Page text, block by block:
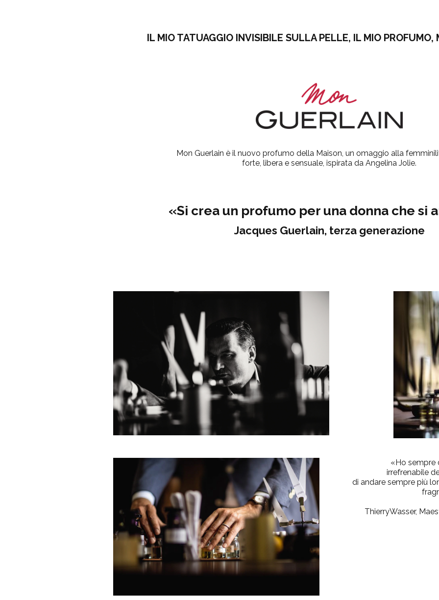
IL MIO TATUAGGIO INVISIBILE SULLA PELLE, IL MIO PROFUMO,
Mon Guerlain è il nuovo profumo della Maison, un omaggio alla
forte, libera e sensuale, ispirata da Angelina Jolie.
«Si crea un profumo per una donna che si
Jacques Guerlain, terza generazione
«Ho sempre
irrefrenabile
di andare sempre più
ThierryWasser,